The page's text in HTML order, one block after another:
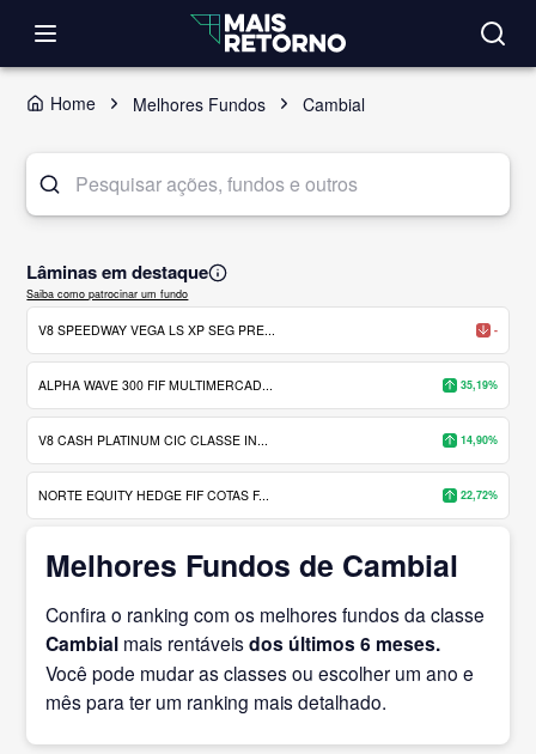
Home Melhores Fundos Cambial
Lâminas em destaque
Saiba como patrocinar um fundo
V8 SPEEDWAY VEGA LS XP SEG PRE... -
ALPHA WAVE 300 FIF MULTIMERCAD... 35,19%
V8 CASH PLATINUM CIC CLASSE IN... 14,90%
NORTE EQUITY HEDGE FIF COTAS F... 22,72%
Melhores Fundos de Cambial
Confira o ranking com os melhores fundos da classe
Cambial mais rentáveisdos últimos 6 meses.
Você pode mudar as classes ou escolher um ano e
mês para ter um ranking mais detalhado.